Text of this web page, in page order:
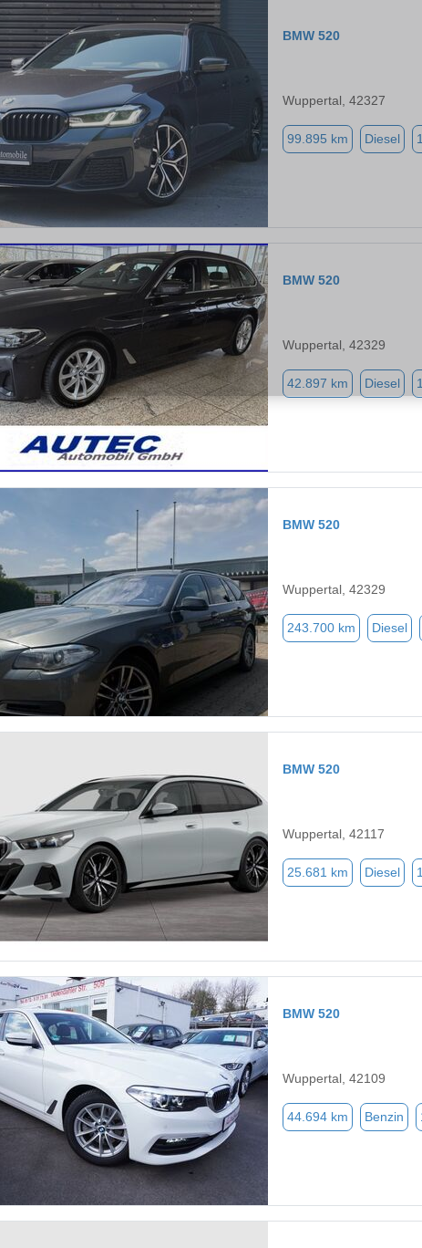
BMW 520
Wuppertal, 42327
99.895 km Diesel
BMW 520
Wuppertal, 42329
42.897 km Diesel
BMW 520
Wuppertal, 42329
243.700 km Diesel
BMW 520
Wuppertal, 42117
25.681 km Diesel
BMW 520
Wuppertal, 42109
44.694 km Benzin